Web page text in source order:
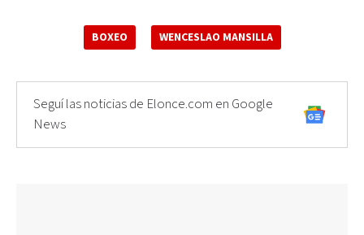
BOXEO WENCESLAO MANSILLA
Seguí las noticias de Elonce.com en Google
News